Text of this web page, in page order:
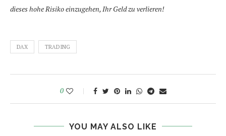
dieses hohe Risiko einzugehen, Ihr Geld zu verlieren!
DAX TRADING
0
YOU MAY ALSO LIKE